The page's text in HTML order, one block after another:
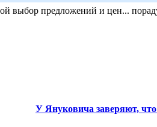
выбор предложений и цен...
У Януковича заверяют,